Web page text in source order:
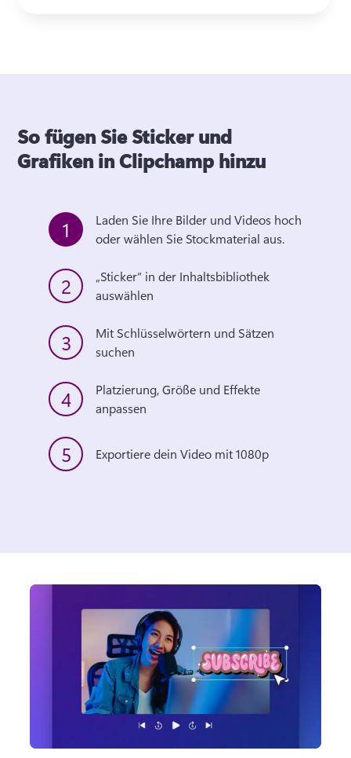
So fügen Sie Sticker und
Grafiken in Clipchamp hinzu
1
Laden Sie Ihre Bilder und Videos hoch
2
„Sticker“ in der Inhaltsbibliothek
auswählen
3
Mit Schlüsselwörtern und Sätzen
suchen
4
Platzierung, Größe und Effekte
anpassen
5